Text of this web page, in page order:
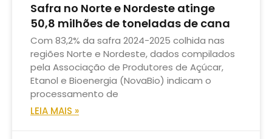
Safra no Norte e Nordeste atinge
50,8 milhões de toneladas de cana
Com 83,2% da safra 2024-2025 colhida nas
regiões Norte e Nordeste, dados compilados
pela Associação de Produtores de Açúcar,
Etanol e Bioenergia (NovaBio) indicam o
processamento de
LEIA MAIS »